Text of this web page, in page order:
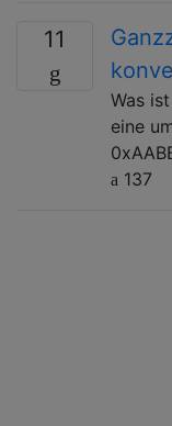
11
Was
eine
137